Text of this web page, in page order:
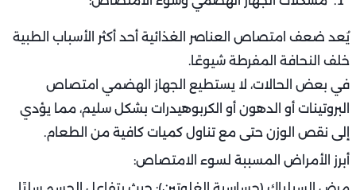
هذا الهرمون يرفع من معدل الحرق داخل الجسم، فيؤدي إلى
فقدان الوزن بشكل سريع رغم تناول كميات طبيعية أو حتى
كبيرة من الطعام.
أعراض فرط نشاط الغدة الدرقية تشمل:
فقدان وزن غير مبرر.
زيادة معدل ضربات القلب.